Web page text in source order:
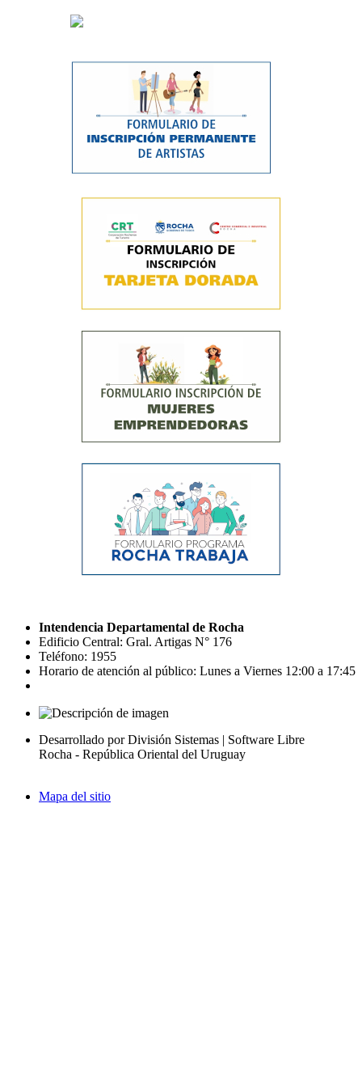
Intendencia Departamental de Rocha
Edificio Central: Gral. Artigas N° 176
Teléfono: 1955
Horario de atención al público: Lunes a Viernes 12:00 a 17:45
Desarrollado por División Sistemas | Software Libre
Rocha - República Oriental del Uruguay
Mapa del sitio